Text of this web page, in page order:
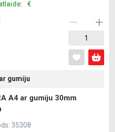
€
gumiju
A4 ar gumiju 30mm
35308